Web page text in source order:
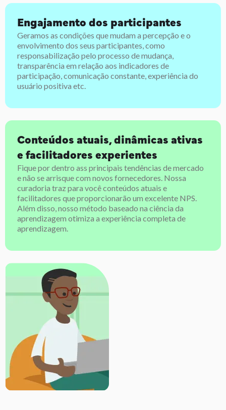
Engajamento dos participantes
Geramos as condições que mudam a percepção e o
envolvimento dos seus participantes, como
responsabilização pelo processo de mudança,
transparência em relação aos indicadores de
participação, comunicação constante, experiência do
usuário positiva etc.
Conteúdos atuais, dinâmicas ativas
e facilitadores experientes
Fique por dentro ass principais tendências de mercado
e não se arrisque com novos fornecedores. Nossa
curadoria traz para você conteúdos atuais e
facilitadores que proporcionarão um excelente NPS.
Além disso, nosso método baseado na ciência da
aprendizagem otimiza a experiência completa de
aprendizagem.